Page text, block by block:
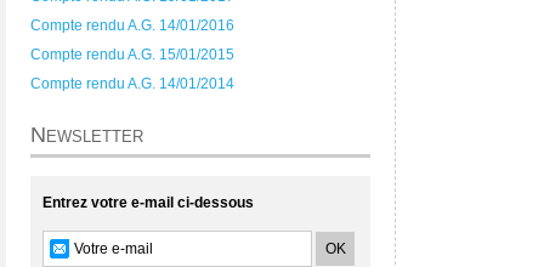
Compte rendu A.G. 14/01/2016
Compte rendu A.G. 15/01/2015
Compte rendu A.G. 14/01/2014
Newsletter
Entrez votre e-mail ci-dessous